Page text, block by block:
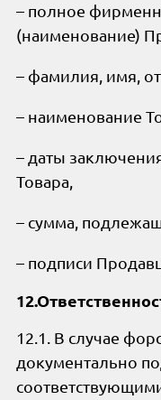
– полное
(наименование)
– фамилия, имя,
– наименование
– даты
Товара,
– сумма,
– подписи
12.1. В случае
документально